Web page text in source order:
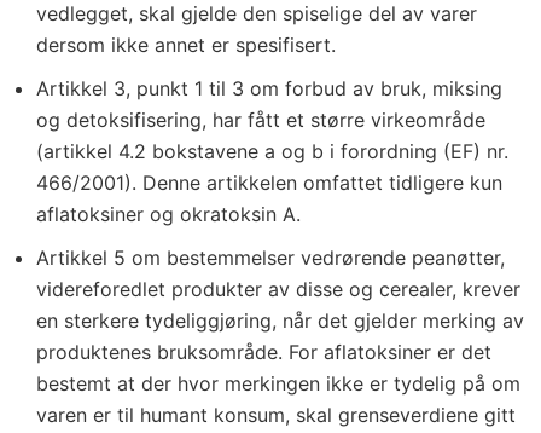
vedlegget, skal gjelde den spiselige del av varer
dersom ikke annet er spesifisert.
Artikkel 3, punkt 1 til 3 om forbud av bruk, miksing
og detoksifisering, har fått et større virkeområde
(artikkel 4.2 bokstavene a og b i forordning (EF) nr.
466/2001). Denne artikkelen omfattet tidligere kun
aflatoksiner og okratoksin A.
Artikkel 5 om bestemmelser vedrørende peanøtter,
videreforedlet produkter av disse og cerealer, krever
en sterkere tydeliggjøring, når det gjelder merking av
produktenes bruksområde. For aflatoksiner er det
bestemt at der hvor merkingen ikke er tydelig på om
varen er til humant konsum, skal grenseverdiene gitt